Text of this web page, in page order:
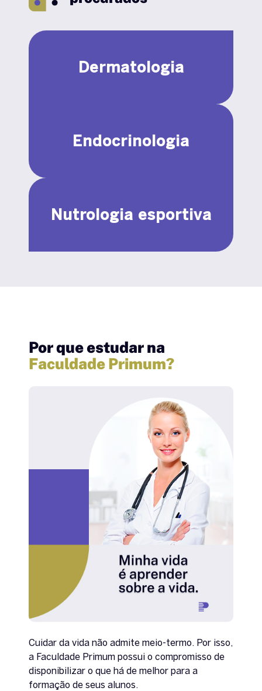
Dermatologia
Endocrinologia
Nutrologia esportiva
Por que estudar na
Faculdade Primum?
Cuidar da vida não admite meio-termo. Por isso,
a Faculdade Primum possui o compromisso de
disponibilizar o que há de melhor para a
formação de seus alunos.